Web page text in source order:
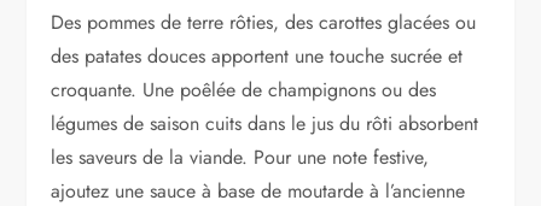
Des pommes de terre rôties, des carottes glacées ou
des patates douces apportent une touche sucrée et
croquante. Une poêlée de champignons ou des
légumes de saison cuits dans le jus du rôti absorbent
les saveurs de la viande. Pour une note festive,
ajoutez une sauce à base de moutarde à l’ancienne